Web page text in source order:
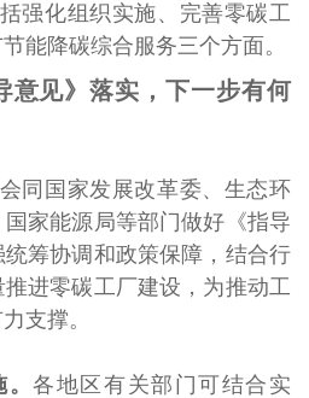
强化组织实施、完善零碳工
能降碳综合服务三个方面。
意见》落实，下一步有何
同国家发展改革委、生态环
家能源局等部门做好《指导
筹协调和政策保障，结合行
进零碳工厂建设，为推动工
支撑。
。各地区有关部门可结合实